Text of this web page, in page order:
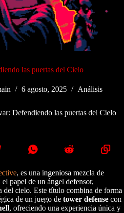
las puertas del Cielo
6 agosto, 2025 Análisis
Defendiendo las puertas del Cielo
, es una ingeniosa mezcla de
papel de un ángel defensor,
del cielo. Este título combina de forma
de un juego de tower defense con
, ofreciendo una experiencia única y